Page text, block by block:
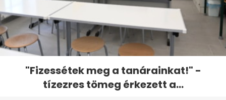
"Fizessétek meg a tanárainkat!" -
tízezres tömeg érkezett a...